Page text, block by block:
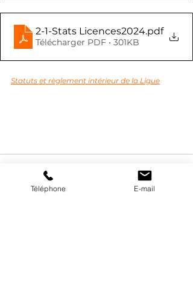
2-1-Stats Licences2024.pdf
Télécharger PDF • 301KB
Statuts et règlement intérieur de la Ligue
Téléphone E-mail